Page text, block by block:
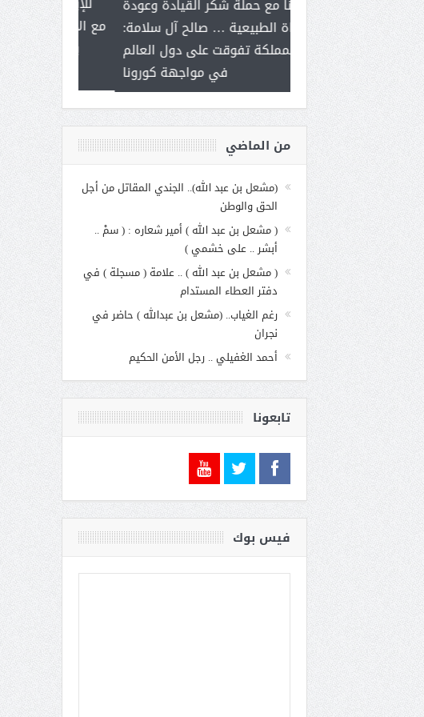
للإبداع
مع الأمين
بنت
تزامنا مع حملة شكر القيادة وعودة
الحياة الطبيعية … صالح آل سلامة:
المملكة تفوقت على دول العالم
في مواجهة كورونا
لن تؤثر على برامج
هي أساس
عملنا
من الماضي
(مشعل بن عبد الله).. الجندي المقاتل من أجل
الحق والوطن
( مشعل بن عبد الله ) أمير شعاره : ( سمْ ..
أبشر .. على خشمي )
( مشعل بن عبد الله ) .. علامة ( مسجلة ) في
دفتر العطاء المستدام
رغم الغياب.. (مشعل بن عبدالله ) حاضر في
نجران
أحمد الغفيلي .. رجل الأمن الحكيم
تابعونا
فيس بوك